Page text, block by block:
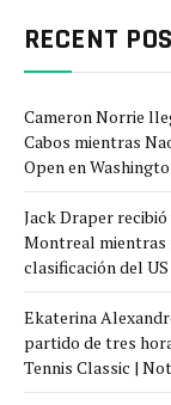
RECENT
Cameron Norrie
Cabos mientras
Open en
Jack Draper
Montreal mientras
clasificación del
Ekaterina
partido de tres
Tennis Classic |